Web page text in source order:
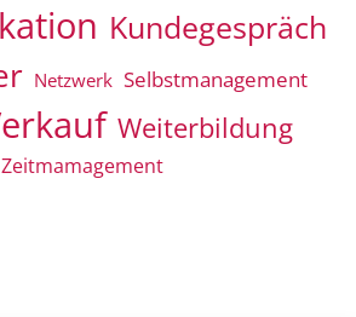
Kundegespräch
Netzwerk Selbstmanagement
Weiterbildung
Zeitmamagement